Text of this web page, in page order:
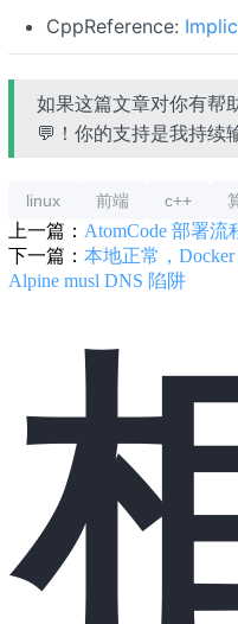
CppReference:
如果这篇文章对你有帮
💬！你的支持是我持续
linux 前端 c++
上一篇： AtomCode 部署流
下一篇： 本地正常，
Alpine musl DNS 陷阱